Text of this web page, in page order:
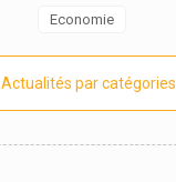
Economie
Actualités par catégories